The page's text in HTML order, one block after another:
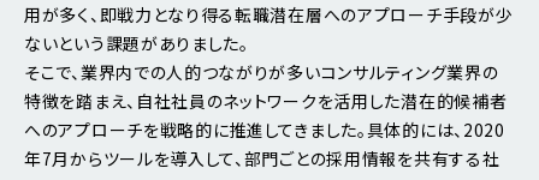
用が多く、即戦力となり得る転職潜在層へのアプローチ手段が少
ないという課題がありました。
そこで、業界内での人的つながりが多いコンサルティング業界の
特徴を踏まえ、自社社員のネットワークを活用した潜在的候補者
へのアプローチを戦略的に推進してきました。具体的には、2020
年7月からツールを導入して、部門ごとの採用情報を共有する社